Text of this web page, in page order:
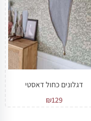
דגלונים כחול דאסטי
₪129